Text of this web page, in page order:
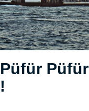
Püfür